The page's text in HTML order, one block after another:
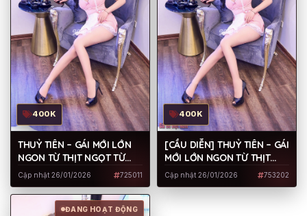
400K
THUỶ TIÊN – GÁI MỚI LỚN
NGON TỪ THỊT NGỌT TỪ
XƯƠNG, LÀM TÌNH CHUYÊN
NGHIỆP
Cập nhật 26/01/2026 725011
400K
[CẦU DIỄN] THUỶ TIÊN – GÁI
MỚI LỚN NGON TỪ THỊT
NGỌT TỪ XƯƠNG, LÀM TÌNH
CHUYÊN NGHIỆP
Cập nhật 26/01/2026 753202
ĐANG HOẠT ĐỘNG